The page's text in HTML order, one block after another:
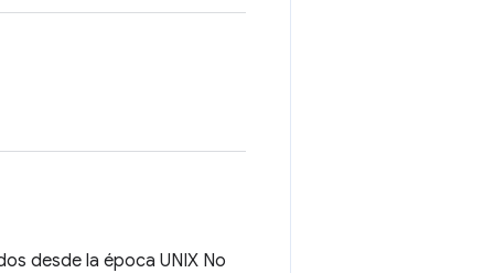
desde la época UNIX No